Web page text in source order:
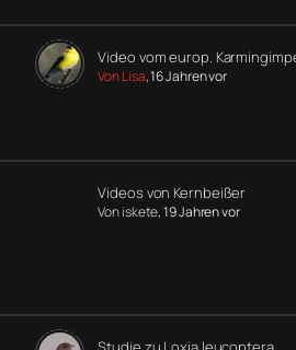
Video vom europ.
Von Lisa, 16 Jahren vor
Videos von Kernbeißer
Von iskete, 19 Jahren vor